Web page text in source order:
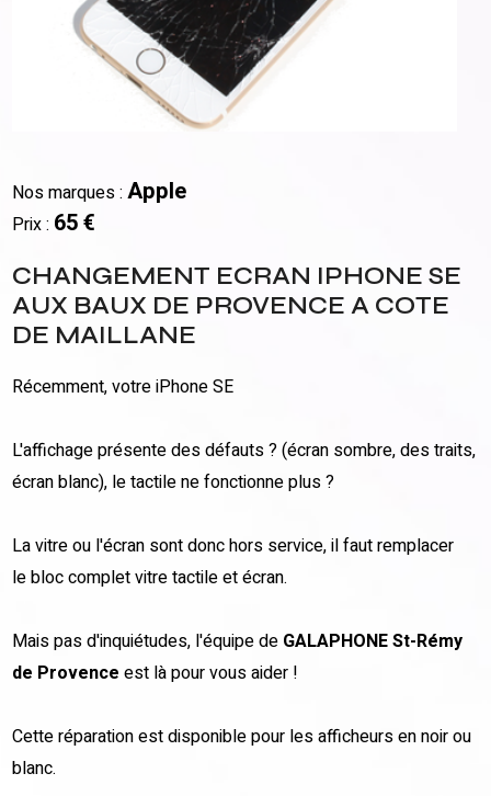
Nos marques :Apple
Prix : 65 €
CHANGEMENT ECRAN IPHONE SE
AUX BAUX DE PROVENCE A COTE
DE MAILLANE
Récemment, votre iPhone SE
L'affichage présente des défauts ? (écran sombre, des traits,
écran blanc), le tactile ne fonctionne plus ?
La vitre ou l'écran sont donc hors service, il faut remplacer
le bloc complet vitre tactile et écran.
Mais pas d'inquiétudes, l'équipe de GALAPHONE St-Rémy
de Provence est là pour vous aider !
Cette réparation est disponible pour les afficheurs en noir ou
blanc.